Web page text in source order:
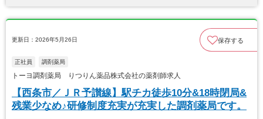
更新日：2026年5月26日 保存する
正社員 調剤薬局
トーヨ調剤薬局 りつりん薬品株式会社の薬剤師求人
【西条市／ＪＲ予讃線】駅チカ徒歩10分&18時閉局&
残業少なめ♪研修制度充実が充実した調剤薬局です。